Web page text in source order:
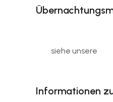
siehe unsere
Informationen